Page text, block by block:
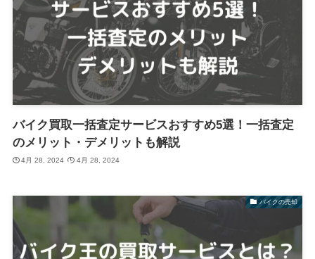
バイク買取一括査定サービスおすすめ5選！一括査定
のメリット・デメリットも解説
4月 28, 2024 4月 28, 2024
バイクの売却